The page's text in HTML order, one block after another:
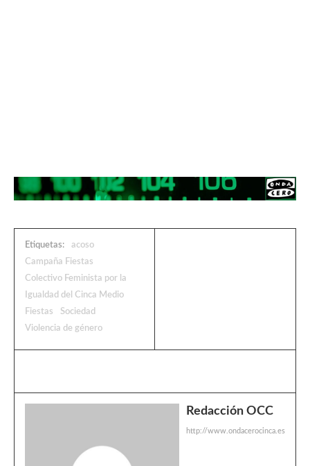
Etiquetas:
acoso
Campaña Fiestas
Colectivo Feminista por la
Igualdad del Cinca Medio
Fiestas
Sociedad
Violencia de género
Redacción OCC
http://www.ondacerocinca.es